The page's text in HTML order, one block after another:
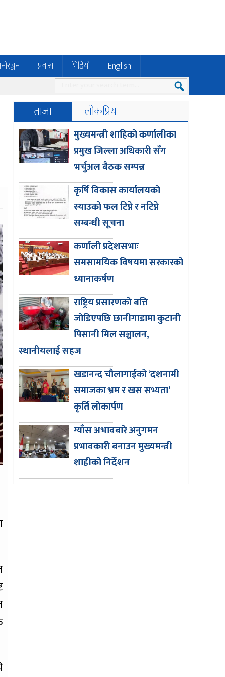
प्रवास भिडियो English
ताजा लोकप्रिय
मुख्यमन्त्री शाहिकाे कर्णालीका
प्रमुख जिल्ला अधिकारी सँग
भर्चुअल बैठक सम्पन्न
कृर्षि विकास कार्यालयकाे
स्याउकाे फल टिप्ने र नटिप्ने
सम्बन्धी सूचना
कर्णाली प्रदेशसभाः
समसामयिक विषयमा सरकारको
ध्यानाकर्षण
राष्ट्रिय प्रसारणकाे बत्ति
जाेडिएपछि छानीगाडामा कुटानी
पिसानी मिल सञ्चालन,
स्थानीयलाई सहज
खडानन्द चौलागाईको ‘दशनामी
समाजका भ्रम र खस सभ्यता’
कृर्ति लाेकार्पण
ग्याँस अभावबारे अनुगमन
प्रभावकारी बनाउन मुख्यमन्त्री
शाहीको निर्देशन